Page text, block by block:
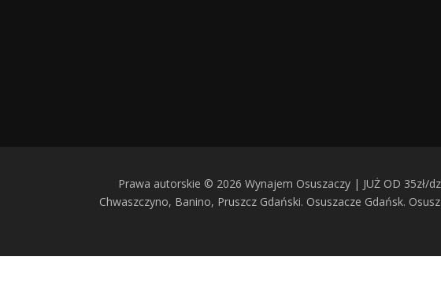
Prawa autorskie © 2026 Wynajem Osuszaczy | JUŻ OD 35zł/
Chwaszczyno, Banino, Pruszcz Gdański. Osuszacze Gdańsk.